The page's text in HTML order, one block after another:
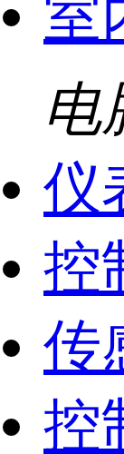
室
电
仪
控
传
控